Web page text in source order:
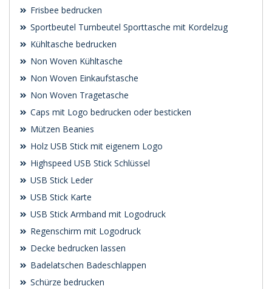
Frisbee bedrucken
Sportbeutel Turnbeutel Sporttasche mit Kordelzug
Kühltasche bedrucken
Non Woven Kühltasche
Non Woven Einkaufstasche
Non Woven Tragetasche
Caps mit Logo bedrucken oder besticken
Mützen Beanies
Holz USB Stick mit eigenem Logo
Highspeed USB Stick Schlüssel
USB Stick Leder
USB Stick Karte
USB Stick Armband mit Logodruck
Regenschirm mit Logodruck
Decke bedrucken lassen
Badelatschen Badeschlappen
Schürze bedrucken